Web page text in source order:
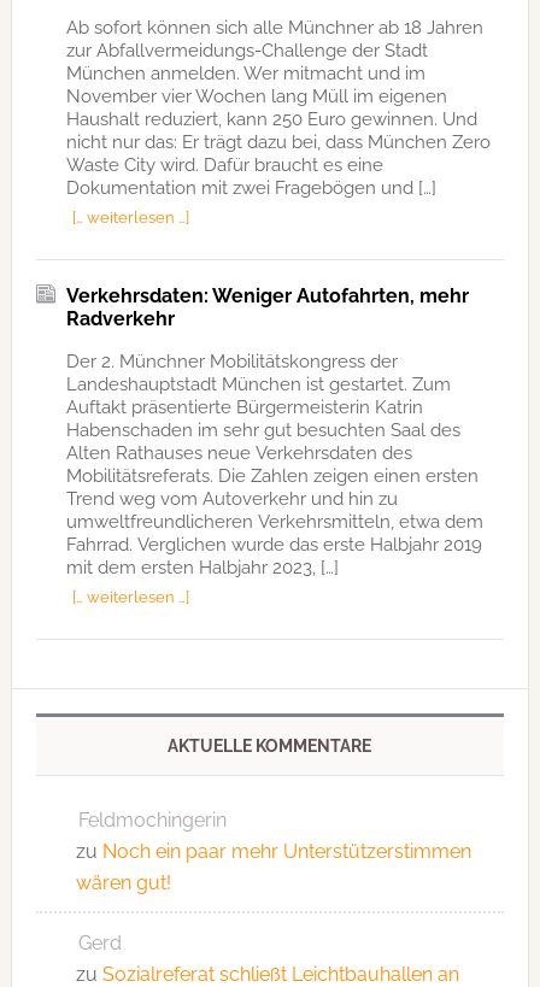
Ab sofort können sich alle Münchner ab 18 Jahren
zur Abfallvermeidungs-Challenge der Stadt
München anmelden. Wer mitmacht und im
November vier Wochen lang Müll im eigenen
Haushalt reduziert, kann 250 Euro gewinnen. Und
nicht nur das: Er trägt dazu bei, dass München Zero
Waste City wird. Dafür braucht es eine
Dokumentation mit zwei Fragebögen und […]
[… weiterlesen …]
Verkehrsdaten: Weniger Autofahrten, mehr
Radverkehr
Der 2. Münchner Mobilitätskongress der
Landeshauptstadt München ist gestartet. Zum
Auftakt präsentierte Bürgermeisterin Katrin
Habenschaden im sehr gut besuchten Saal des
Alten Rathauses neue Verkehrsdaten des
Mobilitätsreferats. Die Zahlen zeigen einen ersten
Trend weg vom Autoverkehr und hin zu
umweltfreundlicheren Verkehrsmitteln, etwa dem
Fahrrad. Verglichen wurde das erste Halbjahr 2019
mit dem ersten Halbjahr 2023, […]
[… weiterlesen …]
AKTUELLE KOMMENTARE
Feldmochingerin
zu Noch ein paar mehr Unterstützerstimmen
wären gut!
Gerd
zu Sozialreferat schließt Leichtbauhallen an